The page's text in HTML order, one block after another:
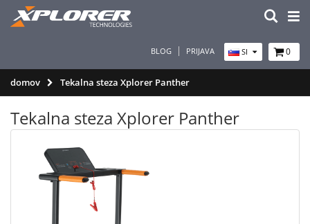
BLOG PRIJAVA SI 0
domov Tekalna steza Xplorer Panther
Tekalna steza Xplorer Panther